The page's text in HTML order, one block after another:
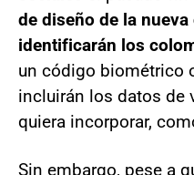
de diseño de la
identificarán los
un código biométrico
incluirán los datos de
quiera incorporar,
Sin embargo, pese a